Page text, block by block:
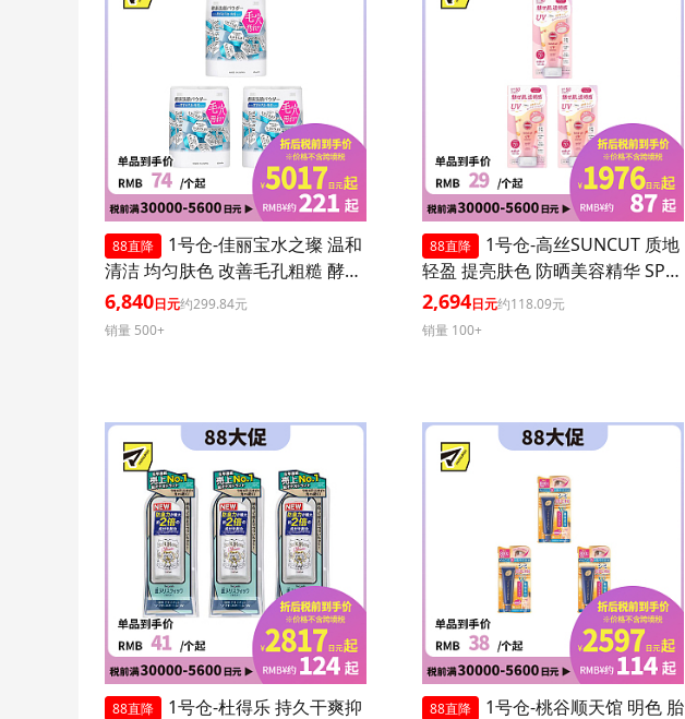
88直降
1号仓-佳丽宝水之璨 温和
清洁 均匀肤色 改善毛孔粗糙 酵素
洗颜粉 蓝色版 32粒 3个装
6,840日元约299.84元
销量 500+
88直降
1号仓-高丝SUNCUT 质地
轻盈 提亮肤色 防晒美容精华 SPF5
0+ PA++++ 玫瑰粉色 80g 3个装 高
效紫外线防护 高保湿配方 提升肌
2,694日元约118.09元
销量 100+
88直降 1号仓-杜得乐 持久干爽抑 88直降 1号仓-桃谷顺天馆 明色 胎